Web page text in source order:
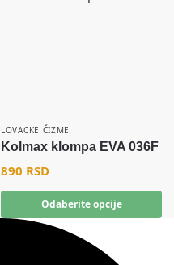
LOVACKE ČIZME
Kolmax klompa EVA 036F
890 RSD
Odaberite opcije